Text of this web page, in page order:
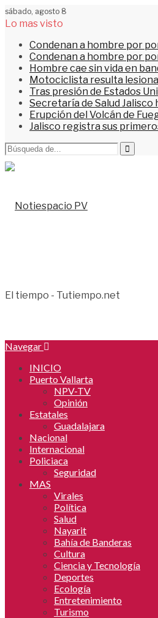
sábado, agosto 8
Lo mas visto
Condenan a hombre por
Condenan a hombre por
Hombre cae sin vida en
Motociclista resulta
Tras presión de Estados
Secretaría de Salud
Erupción del Volcán de
Jalisco registra sus
El tiempo - Tutiempo.net
Navegar
INICIO
Puerto Vallarta
NPV-TV
Opinión
Estatales
Guadalajara
Nacional
Internacional
Policiaca
Seguridad
MAS
Virales
Política
Salud
Nayarit
Bahía de Banderas
Cultura
Ciencia y Tecnología
Deportes
Ecología
Entretenimiento
Turismo